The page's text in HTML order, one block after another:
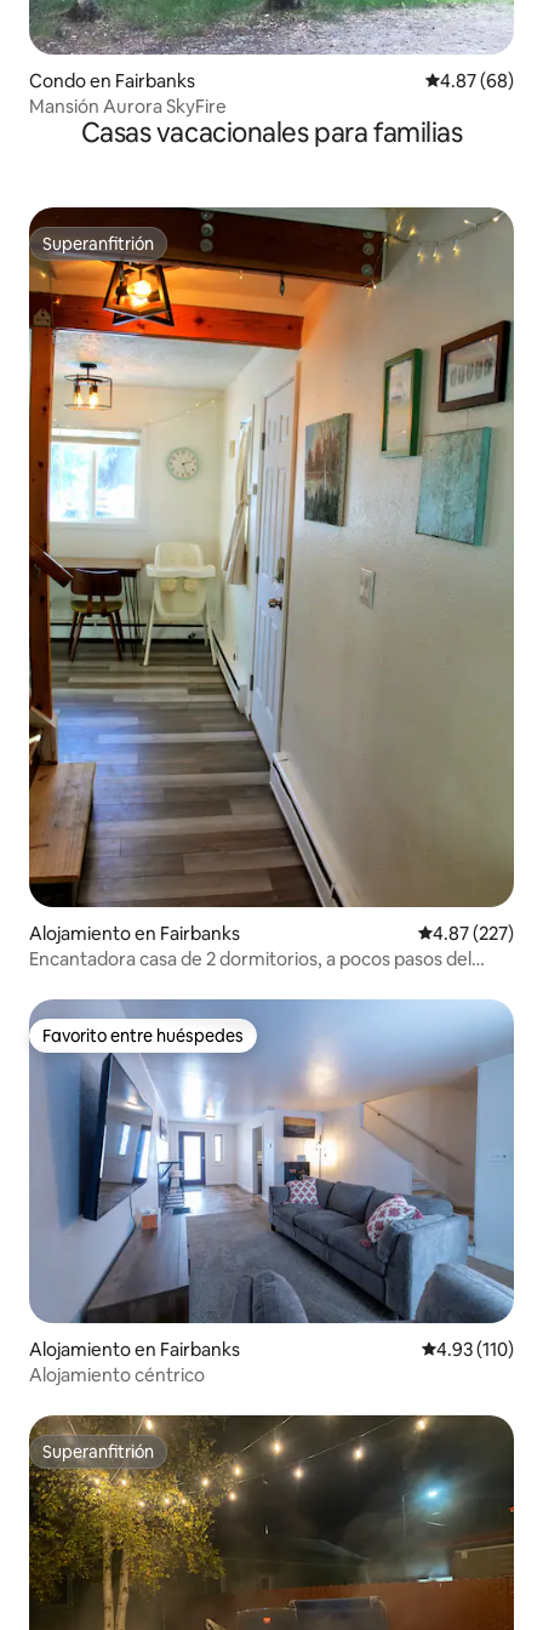
Condo en Fairbanks Calificación
4.87 (68)
Mansión Aurora SkyFire
Casas vacacionales para familias
Superanfitrión
Superanfitrión
Alojamiento en Fairbanks Calificación
4.87 (227)
Encantadora casa de 2 dormitorios, a pocos pasos del
Favorito entre huéspedes
Favorito entre huéspedes
Alojamiento en Fairbanks Calificación
4.93 (110)
Alojamiento céntrico
Superanfitrión
Superanfitrión